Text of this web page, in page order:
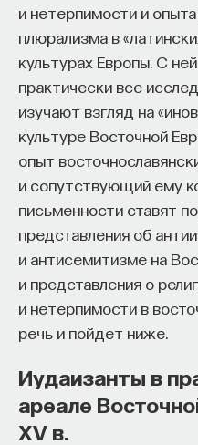
и нетерпимости и
плюрализма в
культурах Европы. С
практически все
изучают взгляд на
культуре Восточной
опыт
и сопутствующий ему
письменности ставят
представления об
и антисемитизме на
и представления о
и нетерпимости в
речь и пойдет ниже.
Иудаизанты в
ареале
XV в.